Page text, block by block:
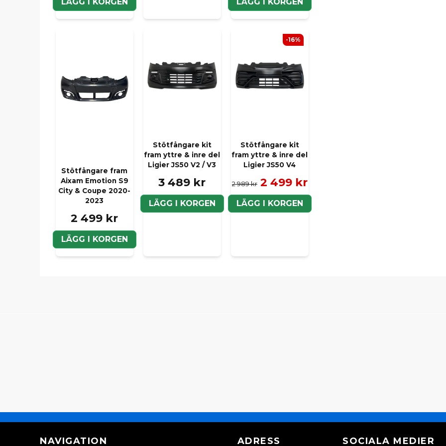
Stötfångare fram
Aixam Emotion S9
City & Coupe 2020-
2023
2 499 kr
LÄGG I KORGEN
Stötfångare kit
fram yttre & inre del
Ligier JS50 V2 / V3
3 489 kr
LÄGG I KORGEN
Stötfångare kit
fram yttre & inre del
Ligier JS50 V4
2 989 kr 2 499 kr
LÄGG I KORGEN
-16%
NAVIGATION ADRESS SOCIALA MEDIER